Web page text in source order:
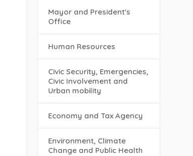
Mayor and President's
Office
Human Resources
Civic Security, Emergencies,
Civic Involvement and
Urban mobility
Economy and Tax Agency
Environment, Climate
Change and Public Health